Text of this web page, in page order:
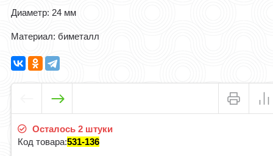
Диаметр: 24 мм
Материал: биметалл
Осталось 2 штуки
Код товара:531-136